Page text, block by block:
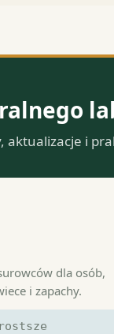
aktualizacje i
dla osób,
i zapachy.